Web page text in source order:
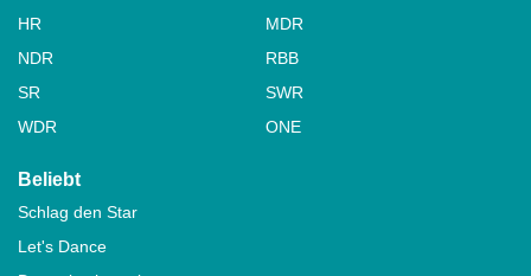
HR
MDR
NDR
RBB
SR
SWR
WDR
ONE
Beliebt
Schlag den Star
Let's Dance